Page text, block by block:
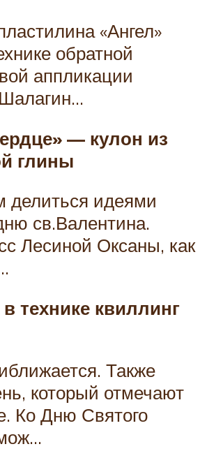
«Ангел»
обратной
аппликации
— кулон из
глины
делиться идеями
св.Валентина.
Лесиной Оксаны, как
технике квиллинг
Также
который отмечают
Ко Дню Святого